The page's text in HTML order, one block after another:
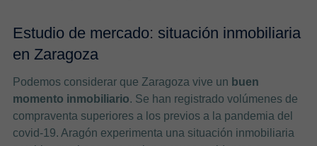
Estudio de mercado: situación inmobiliaria
en Zaragoza
Podemos considerar que Zaragoza vive un buen
momento inmobiliario. Se han registrado volúmenes de
compraventa superiores a los previos a la pandemia del
covid-19. Aragón experimenta una situación inmobiliaria